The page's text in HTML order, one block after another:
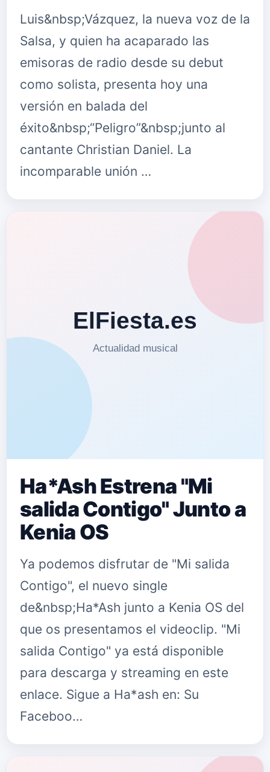
Luis&nbsp;Vázquez, la nueva voz de la
Salsa, y quien ha acaparado las
emisoras de radio desde su debut
como solista, presenta hoy una
versión en balada del
éxito&nbsp;“Peligro”&nbsp;junto al
cantante Christian Daniel. La
incomparable unión …
Ha*Ash Estrena "Mi
salida Contigo" Junto a
Kenia OS
Ya podemos disfrutar de "Mi salida
Contigo", el nuevo single
de&nbsp;Ha*Ash junto a Kenia OS del
que os presentamos el videoclip. "Mi
salida Contigo" ya está disponible
para descarga y streaming en este
enlace. Sigue a Ha*ash en: Su
Faceboo…